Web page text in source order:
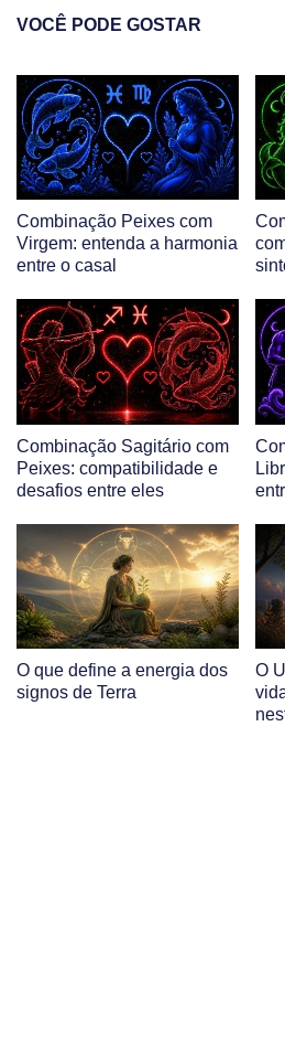
VOCÊ PODE GOSTAR
Combinação Peixes com
Virgem: entenda a harmonia
entre o casal
Combinação Sagitário com
Peixes: compatibilidade e
desafios entre eles
O que define a energia dos
signos de Terra
O